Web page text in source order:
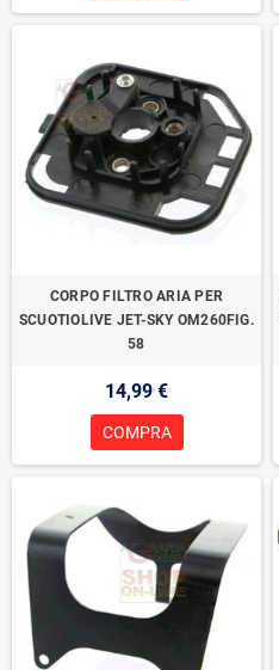
CORPO FILTRO ARIA PER
SCUOTIOLIVE JET-SKY OM260FIG.
58
14,99 €
COMPRA